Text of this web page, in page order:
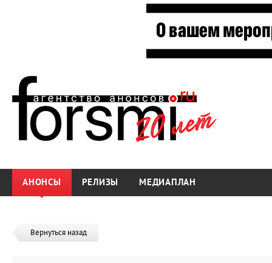
АНОНСЫ РЕЛИЗЫ МЕДИАПЛАН
Вернуться назад